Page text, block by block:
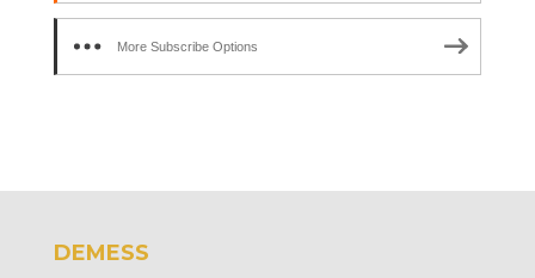
More Subscribe Options
DEMESS